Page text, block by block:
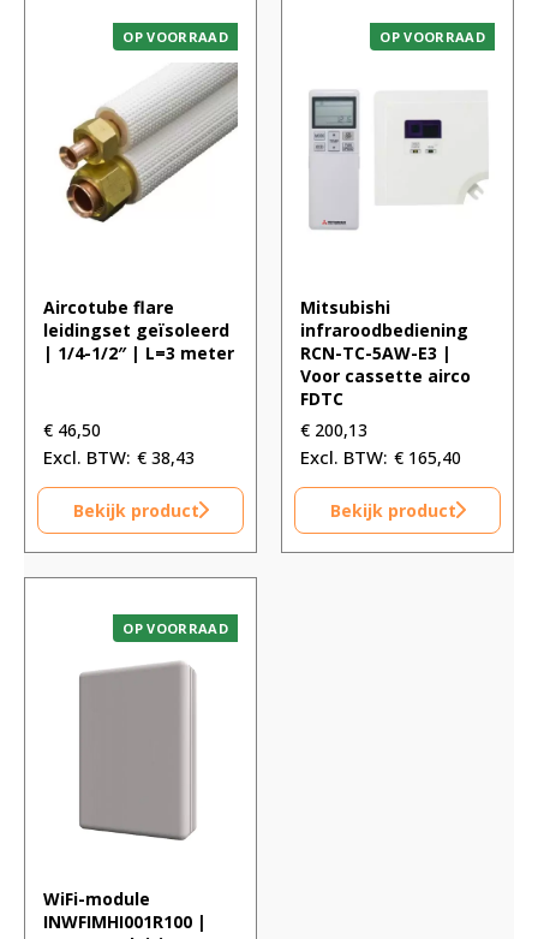
OP VOORRAAD
Aircotube flare
leidingset geïsoleerd
| 1/4-1/2″ | L=3 meter
€ 46,50
€ 38,43
Bekijk product
OP VOORRAAD
Mitsubishi
infraroodbediening
RCN-TC-5AW-E3 |
Voor cassette airco
FDTC
€ 200,13
€ 165,40
Bekijk product
OP VOORRAAD
WiFi-module
INWFIMHI001R100 |